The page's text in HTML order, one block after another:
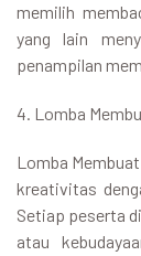
memilih
yang lain
penampilan
4. Lomba
Lomba
kreativitas
Setiap peserta
atau